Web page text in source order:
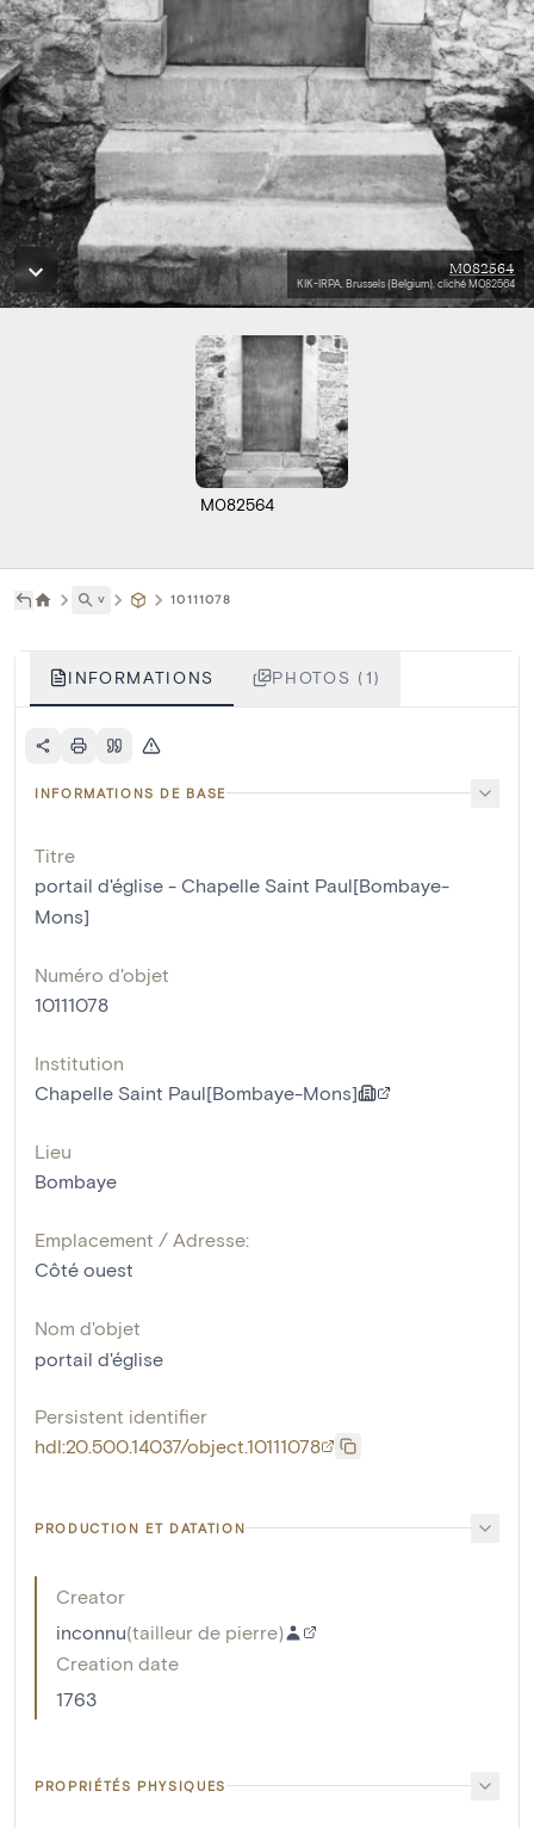
M082564
KIK-IRPA, Brussels (Belgium), cliché M082564
M082564
˅ 10111078
INFORMATIONS PHOTOS (1)
INFORMATIONS DE BASE
Titre
portail d'église - Chapelle Saint Paul[Bombaye-
Mons]
Numéro d'objet
10111078
Institution
Chapelle Saint Paul[Bombaye-Mons]
Lieu
Bombaye
Emplacement / Adresse:
Côté ouest
Nom d'objet
portail d'église
Persistent identifier
hdl:20.500.14037/object.10111078
PRODUCTION ET DATATION
Creator
inconnu(tailleur de pierre)
Creation date
1763
PROPRIÉTÉS PHYSIQUES